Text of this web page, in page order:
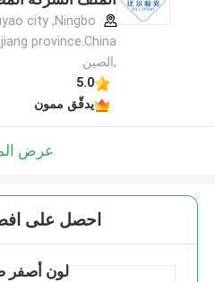
city ,Ningbo
province.China
,الصين
5.0
يدقّق ممون
عرض
احصل على
لون أصفر